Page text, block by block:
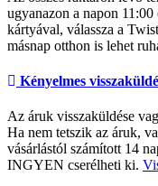
ugyanazon a napon
kártyával, válassza a
másnap otthon is lehet
Kényelmes
Az áruk visszaküldése
Ha nem tetszik az áruk,
vásárlástól számított 14
INGYEN cserélheti ki.